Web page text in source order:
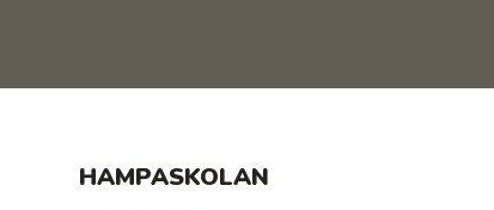
HAMPASKOLAN